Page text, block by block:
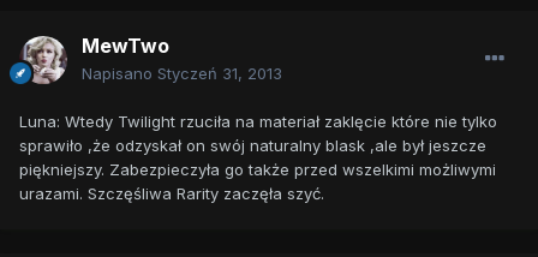
MewTwo
Napisano Styczeń 31, 2013
Luna: Wtedy Twilight rzuciła na materiał zaklęcie które nie tylko
sprawiło ,że odzyskał on swój naturalny blask ,ale był jeszcze
piękniejszy. Zabezpieczyła go także przed wszelkimi możliwymi
urazami. Szczęśliwa Rarity zaczęła szyć.